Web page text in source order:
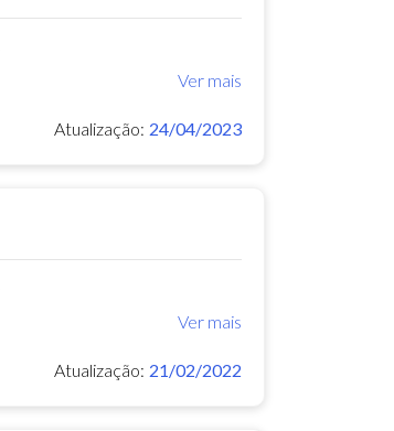
Ver mais
Atualização: 24/04/2023
Ver mais
Atualização: 21/02/2022